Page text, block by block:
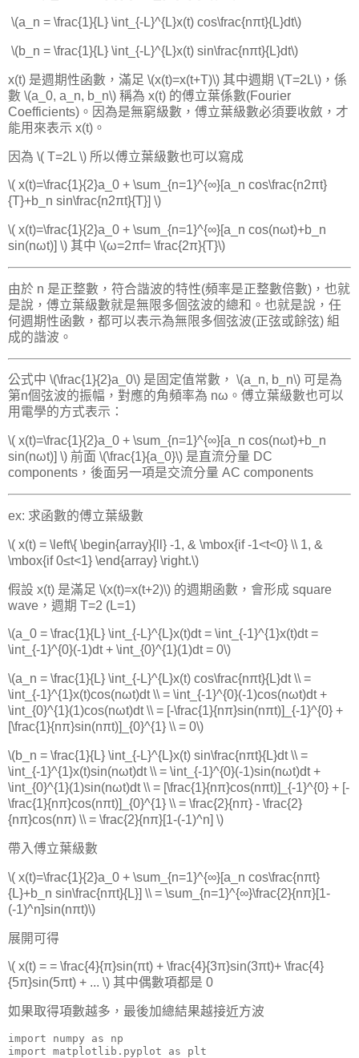
​ \(a_n = \frac{1}{L} \int_{-L}^{L}x(t) cos\frac{nπt}{L}dt\)
​ \(b_n = \frac{1}{L} \int_{-L}^{L}x(t) sin\frac{nπt}{L}dt\)
x(t) 是週期性函數，滿足 \(x(t)=x(t+T)\) 其中週期 \(T=2L\)，係
數 \(a_0, a_n, b_n\) 稱為 x(t) 的傅立葉係數(Fourier
Coefficients)。因為是無窮級數，傅立葉級數必須要收斂，才
能用來表示 x(t)。
因為 \( T=2L \) 所以傅立葉級數也可以寫成
\( x(t)=\frac{1}{2}a_0 + \sum_{n=1}^{∞}[a_n cos\frac{n2πt}
{T}+b_n sin\frac{n2πt}{T}] \)
\( x(t)=\frac{1}{2}a_0 + \sum_{n=1}^{∞}[a_n cos(nωt)+b_n
sin(nωt)] \) 其中 \(ω=2πf= \frac{2π}{T}\)
由於 n 是正整數，符合諧波的特性(頻率是正整數倍數)，也就
是說，傅立葉級數就是無限多個弦波的總和。也就是說，任
何週期性函數，都可以表示為無限多個弦波(正弦或餘弦) 組
成的諧波。
公式中 \(\frac{1}{2}a_0\) 是固定值常數， \(a_n, b_n\) 可是為
第n個弦波的振幅，對應的角頻率為 nω。傅立葉級數也可以
用電學的方式表示：
\( x(t)=\frac{1}{2}a_0 + \sum_{n=1}^{∞}[a_n cos(nωt)+b_n
sin(nωt)] \) 前面 \(\frac{1}{a_0}\) 是直流分量 DC
components，後面另一項是交流分量 AC components
ex: 求函數的傅立葉級數
\( x(t) = \left\{ \begin{array}{ll} -1, & \mbox{if -1<t<0} \\ 1, &
\mbox{if 0≤t<1} \end{array} \right.\)
假設 x(t) 是滿足 \(x(t)=x(t+2)\) 的週期函數，會形成 square
wave，週期 T=2 (L=1)
\(a_0 = \frac{1}{L} \int_{-L}^{L}x(t)dt = \int_{-1}^{1}x(t)dt =
\int_{-1}^{0}(-1)dt + \int_{0}^{1}(1)dt = 0\)
\(a_n = \frac{1}{L} \int_{-L}^{L}x(t) cos\frac{nπt}{L}dt \\ =
\int_{-1}^{1}x(t)cos(nωt)dt \\ = \int_{-1}^{0}(-1)cos(nωt)dt +
\int_{0}^{1}(1)cos(nωt)dt \\ = [-\frac{1}{nπ}sin(nπt)]_{-1}^{0} +
[\frac{1}{nπ}sin(nπt)]_{0}^{1} \\ = 0\)
\(b_n = \frac{1}{L} \int_{-L}^{L}x(t) sin\frac{nπt}{L}dt \\ =
\int_{-1}^{1}x(t)sin(nωt)dt \\ = \int_{-1}^{0}(-1)sin(nωt)dt +
\int_{0}^{1}(1)sin(nωt)dt \\ = [\frac{1}{nπ}cos(nπt)]_{-1}^{0} + [-
\frac{1}{nπ}cos(nπt)]_{0}^{1} \\ = \frac{2}{nπ} - \frac{2}
{nπ}cos(nπ) \\ = \frac{2}{nπ}[1-(-1)^n] \)
帶入傅立葉級數
\( x(t)=\frac{1}{2}a_0 + \sum_{n=1}^{∞}[a_n cos\frac{nπt}
{L}+b_n sin\frac{nπt}{L}] \\ = \sum_{n=1}^{∞}\frac{2}{nπ}[1-
(-1)^n]sin(nπt)\)
展開可得
\( x(t) = = \frac{4}{π}sin(πt) + \frac{4}{3π}sin(3πt)+ \frac{4}
{5π}sin(5πt) + ... \) 其中偶數項都是 0
如果取得項數越多，最後加總結果越接近方波
import numpy as np
import matplotlib.pyplot as plt